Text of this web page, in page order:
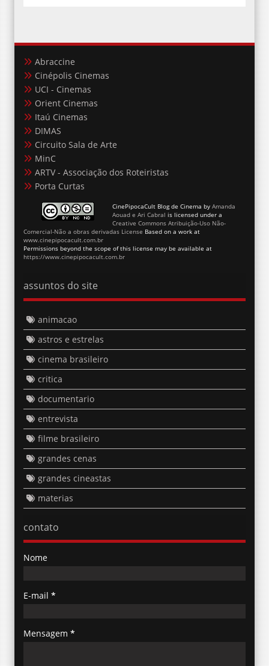
Abraccine
Cinépolis Cinemas
UCI - Cinemas
Orient Cinemas
Itaú Cinemas
DIMAS
Circuito Sala de Arte
MinC
ARTV - Associação dos Roteiristas
Porta Curtas
CinePipocaCult Blog de Cinema by Amanda
Aouad e Ari Cabral is licensed under a
Creative Commons Atribuição-Uso Não-
Comercial-Não a obras derivadas License Based on a work at
www.cinepipocacult.com.br
Permissions beyond the scope of this license may be available at
https://www.cinepipocacult.com.br
assuntos do site
animacao
astros e estrelas
cinema brasileiro
critica
documentario
entrevista
filme brasileiro
grandes cenas
grandes cineastas
materias
contato
Nome
E-mail *
Mensagem *